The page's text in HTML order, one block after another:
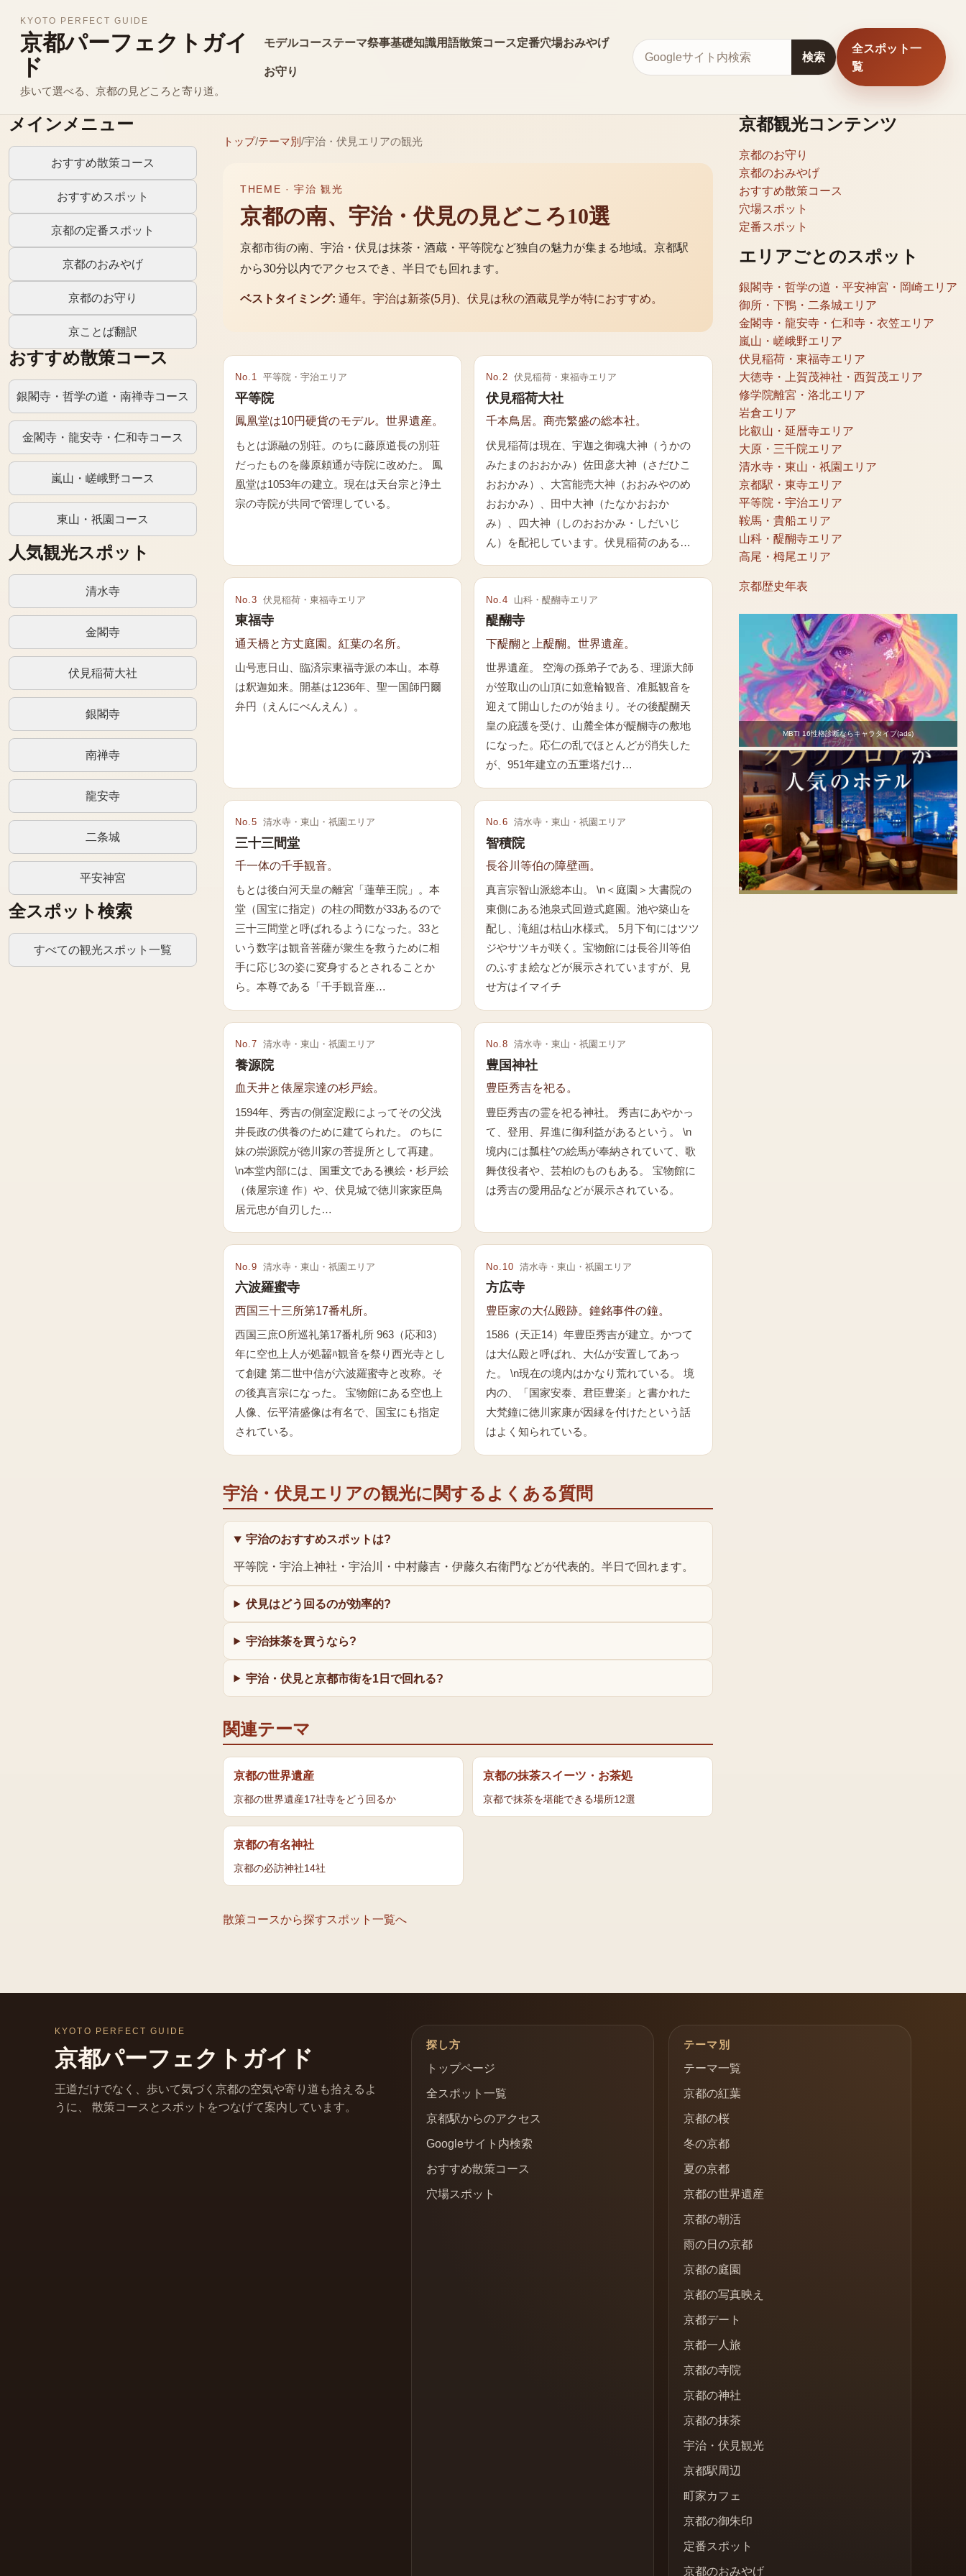
KYOTO PERFECT GUIDE
京都パーフェクトガイ
ド
歩いて選べる、京都の見どころと寄り道。
モデルコーステーマ祭事基礎知識用語散策コース定番穴場おみやげ
お守り
サイト内検索
検索
全スポット一
覧
メインメニュー
おすすめ散策コース
おすすめスポット
京都の定番スポット
京都のおみやげ
京都のお守り
京ことば翻訳
おすすめ散策コース
銀閣寺・哲学の道・南禅寺コース
金閣寺・龍安寺・仁和寺コース
嵐山・嵯峨野コース
東山・祇園コース
人気観光スポット
清水寺
金閣寺
伏見稲荷大社
銀閣寺
南禅寺
龍安寺
二条城
平安神宮
全スポット検索
すべての観光スポット一覧
トップ/テーマ別 /宇治・伏見エリアの観光
THEME ·宇治 観光
京都の南、宇治・伏見の見どころ10選
京都市街の南、宇治・伏見は抹茶・酒蔵・平等院など独自の魅力が集まる地域。京都駅
から30分以内でアクセスでき、半日でも回れます。
ベストタイミング: 通年。宇治は新茶(5月)、伏見は秋の酒蔵見学が特におすすめ。
No. 1 平等院・宇治エリア
平等院
鳳凰堂は10円硬貨のモデル。世界遺産。
もとは源融の別荘。のちに藤原道長の別荘
だったものを藤原頼通が寺院に改めた。 鳳
凰堂は1053年の建立。現在は天台宗と浄土
宗の寺院が共同で管理している。
No.2 伏見稲荷・東福寺エリア
伏見稲荷大社
千本鳥居。商売繁盛の総本社。
伏見稲荷は現在、宇迦之御魂大神（うかの
みたまのおおかみ）佐田彦大神（さだひこ
おおかみ）、大宮能売大神（おおみやのめ
おおかみ）、田中大神（たなかおおか
み）、四大神（しのおおかみ・しだいじ
ん）を配祀しています。伏見稲荷のある…
No.3 伏見稲荷・東福寺エリア
東福寺
通天橋と方丈庭園。紅葉の名所。
山号恵日山、臨済宗東福寺派の本山。本尊
は釈迦如来。開基は1236年、聖一国師円爾
弁円（えんにべんえん）。
No.4 山科・醍醐寺エリア
醍醐寺
下醍醐と上醍醐。世界遺産。
世界遺産。 空海の孫弟子である、理源大師
が笠取山の山頂に如意輪観音、准胝観音を
迎えて開山したのが始まり。その後醍醐天
皇の庇護を受け、山麓全体が醍醐寺の敷地
になった。応仁の乱でほとんどが消失した
が、951年建立の五重塔だけ…
No.5 清水寺・東山・祇園エリア
三十三間堂
千一体の千手観音。
もとは後白河天皇の離宮「蓮華王院」。本
堂（国宝に指定）の柱の間数が33あるので
三十三間堂と呼ばれるようになった。33と
いう数字は観音菩薩が衆生を救うために相
手に応じ3の姿に変身するとされることか
ら。本尊である「千手観音座…
No.6 清水寺・東山・祇園エリア
智積院
長谷川等伯の障壁画。
真言宗智山派総本山。 \n＜庭園＞大書院の
東側にある池泉式回遊式庭園。池や築山を
配し、滝組は枯山水様式。 5月下旬にはツツ
ジやサツキが咲く。宝物館には長谷川等伯
のふすま絵などが展示されていますが、見
せ方はイマイチ
No.7 清水寺・東山・祇園エリア
養源院
血天井と俵屋宗達の杉戸絵。
1594年、秀吉の側室淀殿によってその父浅
井長政の供養のために建てられた。 のちに
妹の崇源院が徳川家の菩提所として再建。
\n本堂内部には、国重文である襖絵・杉戸絵
（俵屋宗達 作）や、伏見城で徳川家家臣鳥
居元忠が自刃した…
No.8 清水寺・東山・祇園エリア
豊国神社
豊臣秀吉を祀る。
豊臣秀吉の霊を祀る神社。 秀吉にあやかっ
て、登用、昇進に御利益があるという。 \n
境内には瓢柱^の絵馬が奉納されていて、歌
舞伎役者や、芸柏lのものもある。 宝物館に
は秀吉の愛用品などが展示されている。
No.9 清水寺・東山・祇園エリア
六波羅蜜寺
西国三十三所第17番札所。
西国三庶O所巡礼第17番札所 963（応和3）
年に空也上人が処齧ﾊ観音を祭り西光寺とし
て創建 第二世中信が六波羅蜜寺と改称。そ
の後真言宗になった。 宝物館にある空也上
人像、伝平清盛像は有名で、国宝にも指定
されている。
No. 10 清水寺・東山・祇園エリア
方広寺
豊臣家の大仏殿跡。鐘銘事件の鐘。
1586（天正14）年豊臣秀吉が建立。かつて
は大仏殿と呼ばれ、大仏が安置してあっ
た。 \n現在の境内はかなり荒れている。 境
内の、「国家安泰、君臣豊楽」と書かれた
大梵鐘に徳川家康が因縁を付けたという話
はよく知られている。
宇治・伏見エリアの観光に関するよくある質問
宇治のおすすめスポットは?
平等院・宇治上神社・宇治川・中村藤吉・伊藤久右衛門などが代表的。半日で回れます。
伏見はどう回るのが効率的?
宇治抹茶を買うなら?
宇治・伏見と京都市街を1日で回れる?
関連テーマ
京都の世界遺産
京都の世界遺産17社寺をどう回るか
京都の抹茶スイーツ・お茶処
京都で抹茶を堪能できる場所12選
京都の有名神社
京都の必訪神社14社
散策コースから探すスポット一覧へ
京都観光コンテンツ
京都のお守り
京都のおみやげ
おすすめ散策コース
穴場スポット
定番スポット
エリアごとのスポット
銀閣寺・哲学の道・平安神宮・岡崎エリア
御所・下鴨・二条城エリア
金閣寺・龍安寺・仁和寺・衣笠エリア
嵐山・嵯峨野エリア
伏見稲荷・東福寺エリア
大徳寺・上賀茂神社・西賀茂エリア
修学院離宮・洛北エリア
岩倉エリア
比叡山・延暦寺エリア
大原・三千院エリア
清水寺・東山・祇園エリア
京都駅・東寺エリア
平等院・宇治エリア
鞍馬・貴船エリア
山科・醍醐寺エリア
高尾・栂尾エリア
京都歴史年表
MBTI 16性格診断ならキャラタイプ(ads)
KYOTO PERFECT GUIDE
京都パーフェクトガイド
王道だけでなく、歩いて気づく京都の空気や寄り道も拾えるよ
うに、 散策コースとスポットをつなげて案内しています。
探し方
トップページ
全スポット一覧
京都駅からのアクセス
Googleサイト内検索
おすすめ散策コース
穴場スポット
テーマ別
テーマ一覧
京都の紅葉
京都の桜
冬の京都
夏の京都
京都の世界遺産
京都の朝活
雨の日の京都
京都の庭園
京都の写真映え
京都デート
京都一人旅
京都の寺院
京都の神社
京都の抹茶
宇治・伏見観光
京都駅周辺
町家カフェ
京都の御朱印
定番スポット
京都のおみやげ